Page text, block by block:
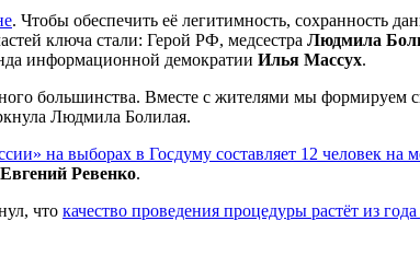
. Чтобы обеспечить её легитимность, сохранность
ключа стали: Герой РФ, медсестра Людмила
информационной демократии Илья Массух.
большинства. Вместе с жителями мы
Людмила Болилая.
на выборах в Госдуму составляет 12 человек на
Евгений Ревенко.
что качество проведения процедуры растёт из